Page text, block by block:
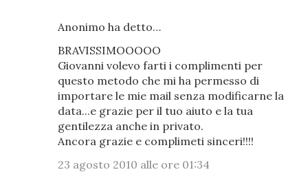
Anonimo ha detto…
BRAVISSIMOOOOO
Giovanni volevo farti i complimenti per
questo metodo che mi ha permesso di
importare le mie mail senza modificarne la
data...e grazie per il tuo aiuto e la tua
gentilezza anche in privato.
Ancora grazie e complimeti sinceri!!!!
23 agosto 2010 alle ore 01:34